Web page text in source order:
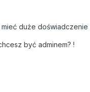
duże doświadczenie
być adminem? !